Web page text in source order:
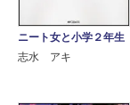
ニート女と小学２年生
志水 アキ